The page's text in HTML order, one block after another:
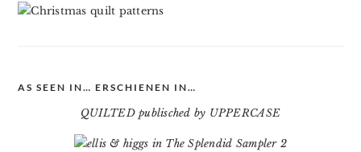
AS SEEN IN… ERSCHIENEN IN…
QUILTED publisched by UPPERCASE